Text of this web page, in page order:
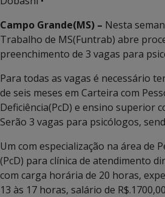
Campo Grande(MS) – Nesta
Trabalho de MS(Funtrab) abre
preenchimento de 3 vagas para
Para todas as vagas é necessário
de seis meses em Carteira com
Deficiência(PcD) e ensino superior
Serão 3 vagas para psicólogos,
Um com especialização na área de
(PcD) para clínica de atendimento
com carga horária de 20 horas,
13 às 17 horas, salário de